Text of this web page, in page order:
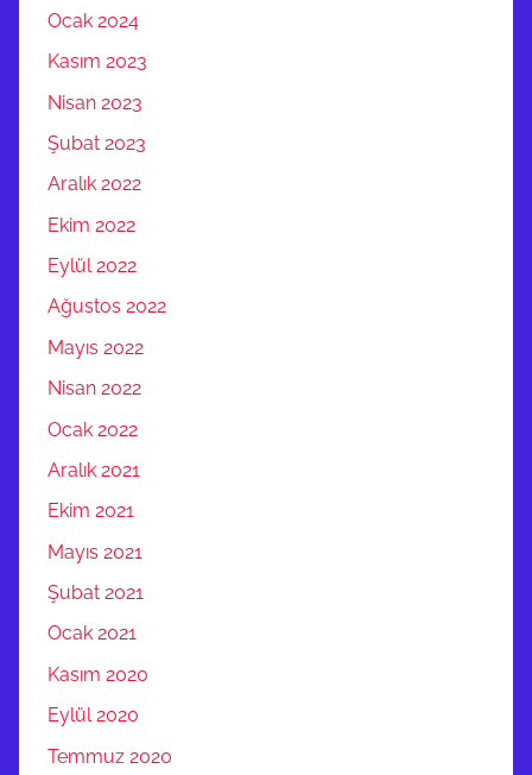
Ocak 2024
Kasım 2023
Nisan 2023
Şubat 2023
Aralık 2022
Ekim 2022
Eylül 2022
Ağustos 2022
Mayıs 2022
Nisan 2022
Ocak 2022
Aralık 2021
Ekim 2021
Mayıs 2021
Şubat 2021
Ocak 2021
Kasım 2020
Eylül 2020
Temmuz 2020